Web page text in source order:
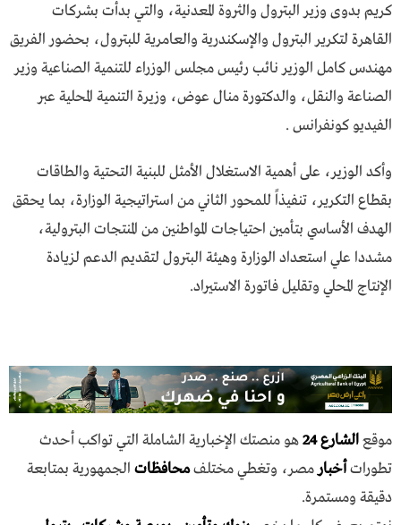
كريم بدوى وزير البترول والثروة المعدنية، والتي بدأت بشركات
القاهرة لتكرير البترول والإسكندرية والعامرية للبترول، بحضور الفريق
مهندس كامل الوزير نائب رئيس مجلس الوزراء للتنمية الصناعية وزير
الصناعة والنقل، والدكتورة منال عوض، وزيرة التنمية المحلية عبر
الفيديو كونفرانس .
وأكد الوزير، على أهمية الاستغلال الأمثل للبنية التحتية والطاقات
بقطاع التكرير، تنفيذاً للمحور الثاني من استراتيجية الوزارة، بما يحقق
الهدف الأساسي بتأمين احتياجات المواطنين من المنتجات البترولية،
مشددا علي استعداد الوزارة وهيئة البترول لتقديم الدعم لزيادة
الإنتاج المحلي وتقليل فاتورة الاستيراد.
موقعالشارع 24
هو منصتك الإخبارية الشاملة التي تواكب أحدث
تطوراتأخبار مصر، وتغطي مختلفمحافظات الجمهورية بمتابعة
دقيقة ومستمرة.